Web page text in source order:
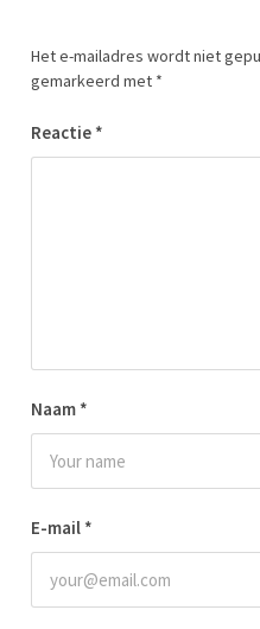
Het e-mailadres wordt niet
gemarkeerd met *
Reactie *
Naam *
E-mail *